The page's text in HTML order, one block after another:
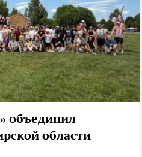
объединил
области